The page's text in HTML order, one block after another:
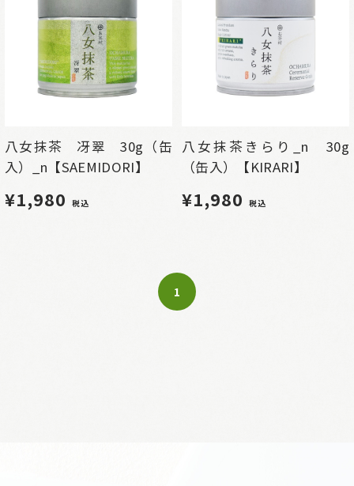
八女抹茶 冴翠 30g（缶
入）_n【SAEMIDORI】
¥1,980 税込
八女抹茶きらり_n 30g
（缶入）【KIRARI】
¥1,980 税込
1